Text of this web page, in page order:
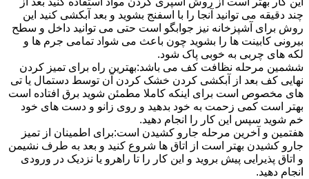
چند دقیقه می توانید آنجا را با اسفنج بشوید و بعد آبکشی کنید این
روش برای آشپزخانه نیز جوابگو است حتی می توانید داخل و سطح
بیرونی کابینت ها را بشوید چون باعث می شواد تمامی جرم ها و
لکه های چربی به خوبی پاک شود.
ششمین مرحله نظافت کف می باشد:بهترین راه برای تمیز کردن
نهایی کف بعد از آبکشی کردن خشک کردن آن توسط دستمال یا تی
های مخصوص است برای اینکه کاملا مطمئن شوید برق افتاده است
بهتر است کمی زحمت به خود بدهید و روی زانو و دست های خود
خم شوید سپس این کار را انجام دهید.
هفتمین و آخرین مرحله جارو کشیدن است:برای اطمینان از تمیز
جارو کشیدن بهتر است از اتاق ها شروع کنید و بعد به طرف نشیمن
و اتاق پذیرایی پیش بروید و این کار را تا راهرو یا نزدیک در ورودی
انجام دهید.